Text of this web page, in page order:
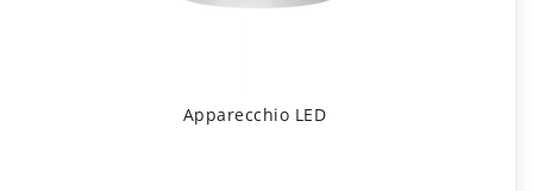
Apparecchio LED Per L'industria